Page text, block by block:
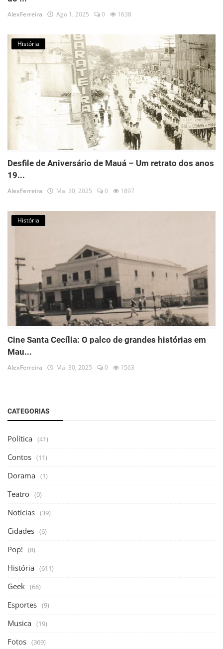
AlexFerreira Ago 1, 2025 0 1638
História
Desfile de Aniversário de Mauá – Um retrato dos anos
19...
AlexFerreira Mai 30, 2025 0 1897
História
Cine Santa Cecília: O palco de grandes histórias em
Mau...
AlexFerreira Mai 30, 2025 0 1563
CATEGORIAS
Política (41)
Contos (11)
Dorama (1)
Teatro (0)
Notícias (39)
Cidades (6)
Pop! (8)
História (611)
Geek (66)
Esportes (9)
Musica (19)
Fotos (369)